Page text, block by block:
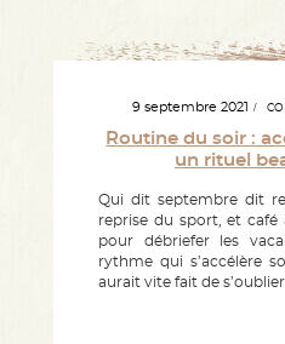
9 septembre 2021
Routine du soir :
un rituel
Qui dit septembre dit
reprise du sport, et café
pour débriefer les
rythme qui s’accélère
aurait vite fait de s’oublier.